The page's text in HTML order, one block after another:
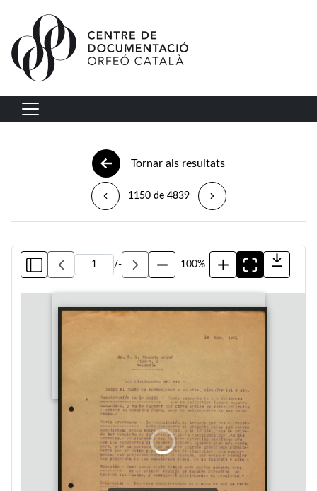
Vés al contingut
Navegació principal
Tornar als resultats
1150 de 4839
/- 100%